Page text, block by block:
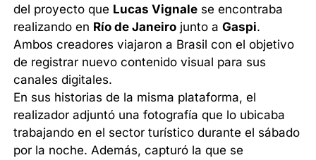
del proyecto que Lucas Vignale se encontraba
realizando en Río de Janeiro junto aGaspi.
Ambos creadores viajaron a Brasil con el objetivo
de registrar nuevo contenido visual para sus
canales digitales.
En sus historias de la misma plataforma, el
realizador adjuntó una fotografía que lo ubicaba
trabajando en el sector turístico durante el sábado
por la noche. Además, capturó la que se